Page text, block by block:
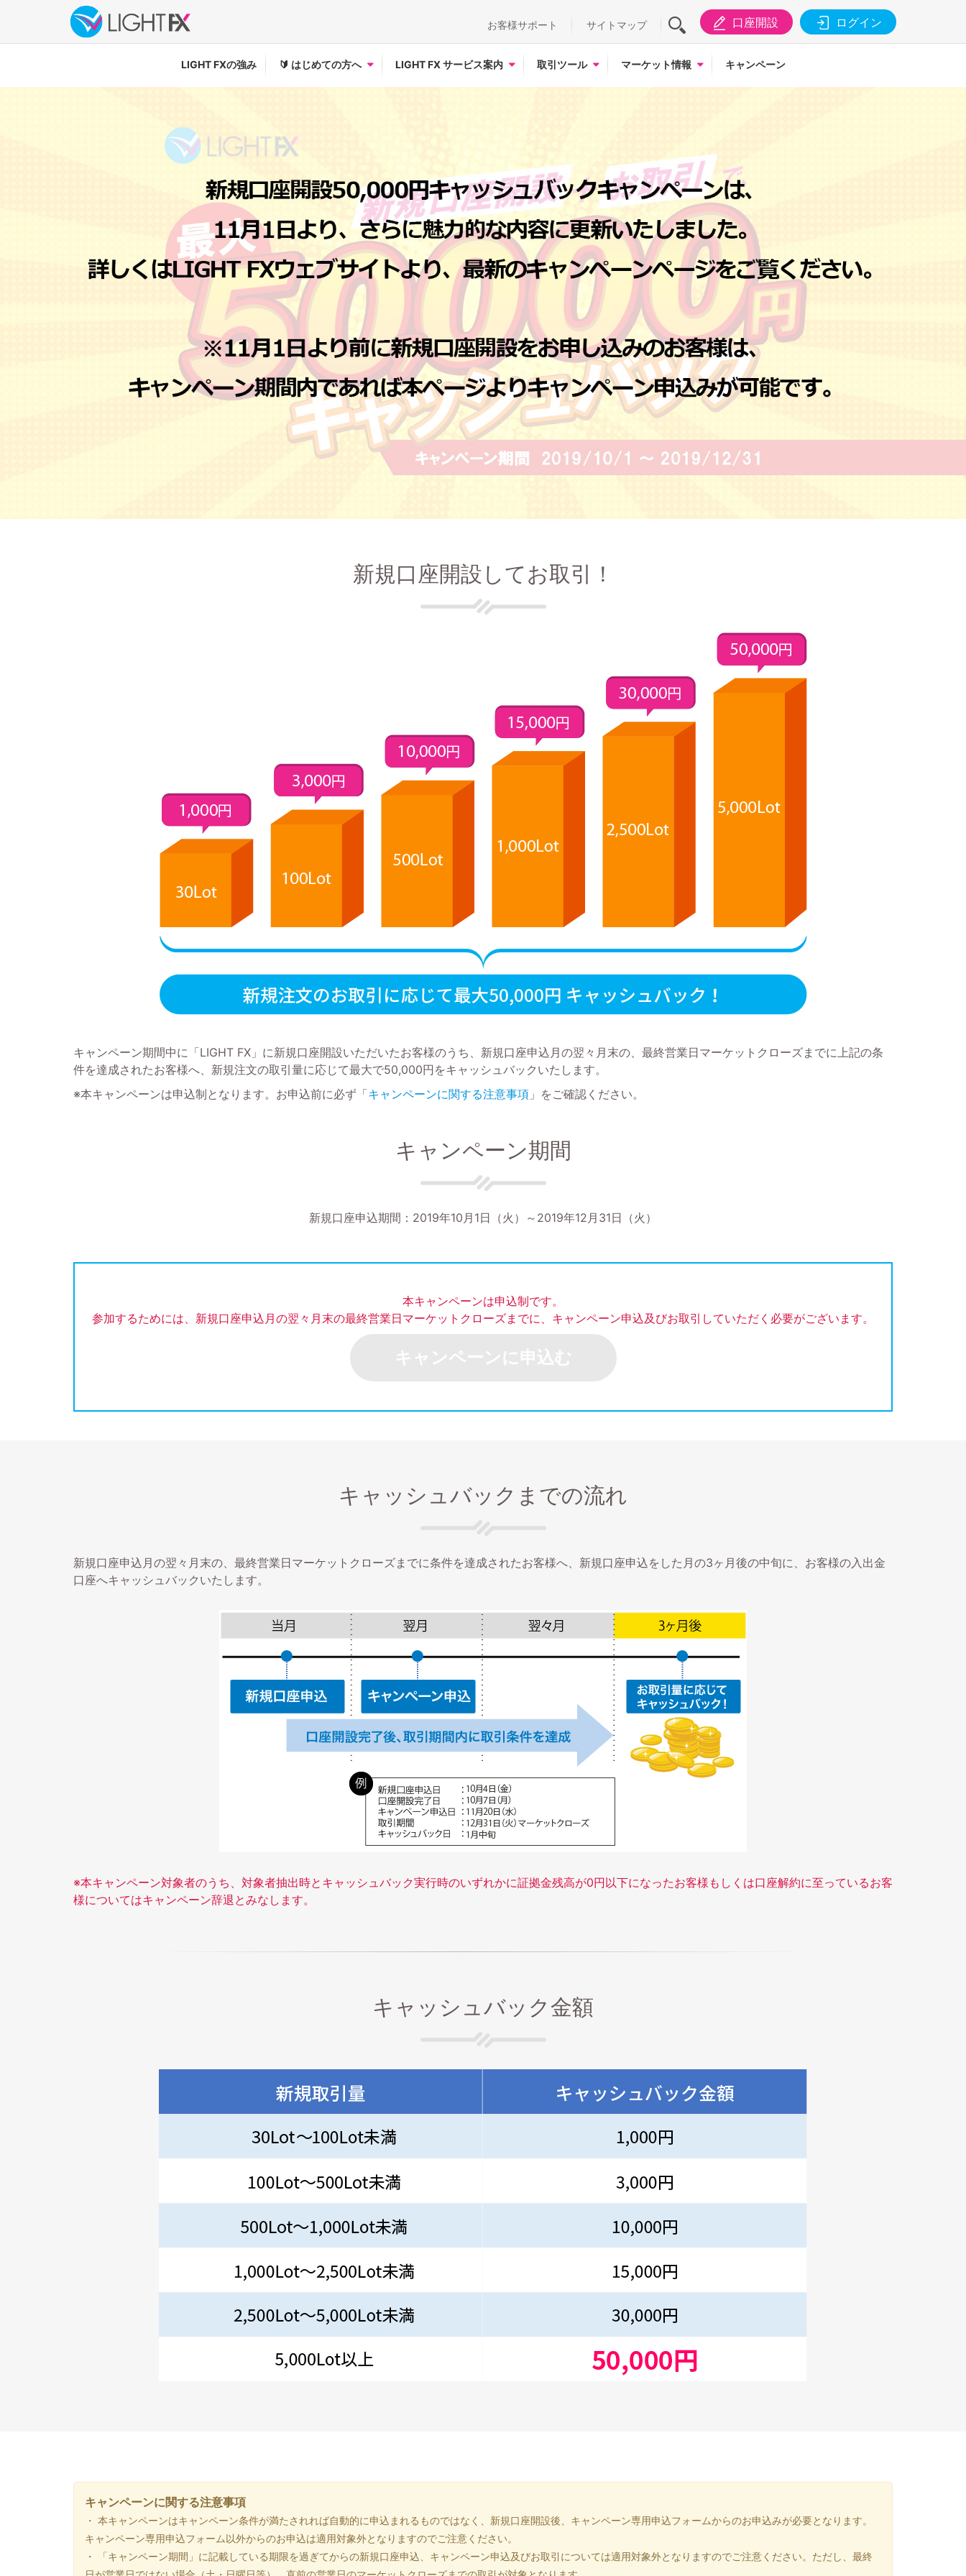
お客様サポート サイトマップ 口座開設 ログイン
LIGHT FXの強み 🔰 はじめての方へ LIGHT FX サービス案内 取引ツール マーケット情報 キャンペーン
新規口座開設してお取引！
キャンペーン期間中に「LIGHT FX」に新規口座開設いただいたお客様のうち、新規口座申込月の翌々月末の、最終営業日マーケットクローズまでに上記の条
件を達成されたお客様へ、新規注文の取引量に応じて最大で50,000円をキャッシュバックいたします。
※本キャンペーンは申込制となります。お申込前に必ず「キャンペーンに関する注意事項 」をご確認ください。
キャンペーン期間
新規口座申込期間：2019年10月1日（火）～2019年12月31日（火）
本キャンペーンは申込制です。
参加するためには、新規口座申込月の翌々月末の最終営業日マーケットクローズまでに、キャンペーン申込及びお取引していただく必要がございます。
キャッシュバックまでの流れ
新規口座申込月の翌々月末の、最終営業日マーケットクローズまでに条件を達成されたお客様へ、新規口座申込をした月の3ヶ月後の中旬に、お客様の入出金
口座へキャッシュバックいたします。
※本キャンペーン対象者のうち、対象者抽出時とキャッシュバック実行時のいずれかに証拠金残高が0円以下になったお客様もしくは口座解約に至っているお客
様についてはキャンペーン辞退とみなします。
キャッシュバック金額
キャンペーンに関する注意事項
・ 本キャンペーンはキャンペーン条件が満たされれば自動的に申込まれるものではなく、新規口座開設後、キャンペーン専用申込フォームからのお申込みが必要となります。
キャンペーン専用申込フォーム以外からのお申込は適用対象外となりますのでご注意ください。
・ 「キャンペーン期間」に記載している期限を過ぎてからの新規口座申込、キャンペーン申込及びお取引については適用対象外となりますのでご注意ください。ただし、最終